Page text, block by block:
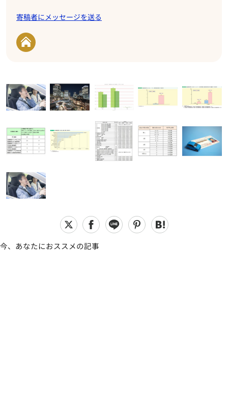
寄稿者にメッセージを送る
今、あなたにおススメの記事